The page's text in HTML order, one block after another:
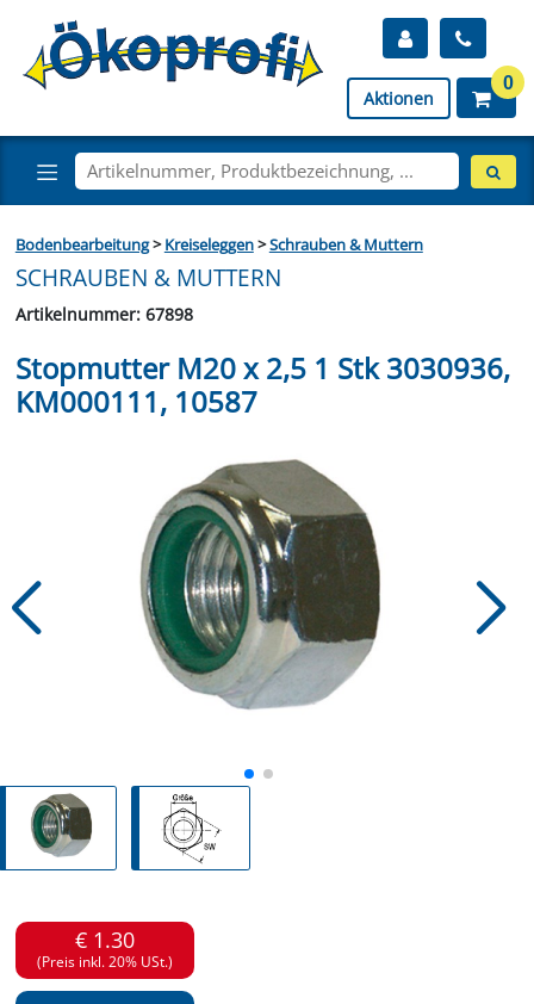
Aktionen
0
Bodenbearbeitung>Kreiseleggen>Schrauben & Muttern
SCHRAUBEN & MUTTERN
Artikelnummer: 67898
Stopmutter M20 x 2,5 1 Stk 3030936,
KM000111, 10587
€ 1.30
(Preis inkl. 20% USt.)